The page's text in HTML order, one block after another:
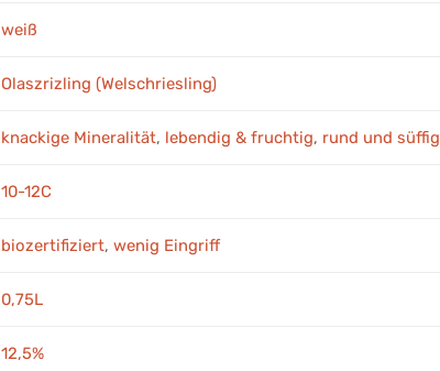
weiß
Olaszrizling (Welschriesling)
knackige Mineralität, lebendig & fruchtig, rund und süffig
10-12C
biozertifiziert,wenig Eingriff
0,75L
12,5%